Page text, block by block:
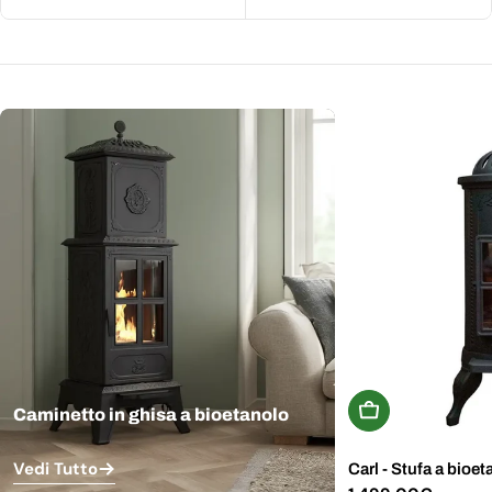
Caminetto in ghisa a bioetanolo
Vedi Tutto
Aggiungi Al
Carl - Stufa a